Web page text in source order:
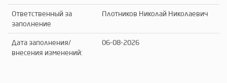
Ответственный за
заполнение
Плотников Николай Николаевич
Дата заполнения/
внесения изменений:
06-08-2026